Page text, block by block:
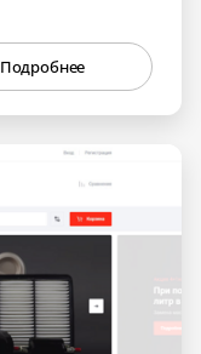
Подробнее